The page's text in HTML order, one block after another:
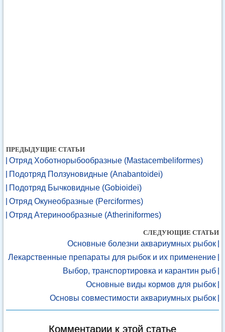
ПРЕДЫДУЩИЕ СТАТЬИ
Отряд Хоботнорыбообразные (Mastacembeliformes)
Подотряд Ползуновидные (Anabantoidei)
Подотряд Бычковидные (Gobioidei)
Отряд Окунеобразные (Perciformes)
Отряд Атеринообразные (Atheriniformes)
СЛЕДУЮЩИЕ СТАТЬИ
Основные болезни аквариумных рыбок
Лекарственные препараты для рыбок и их применение
Выбор, транспортировка и карантин рыб
Основные виды кормов для рыбок
Основы совместимости аквариумных рыбок
Комментарии к этой статье